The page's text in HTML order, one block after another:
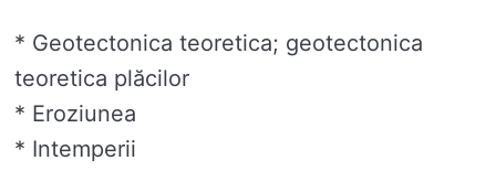
* Geotectonica teoretica; geotectonica
teoretica plăcilor
* Eroziunea
* Intemperii